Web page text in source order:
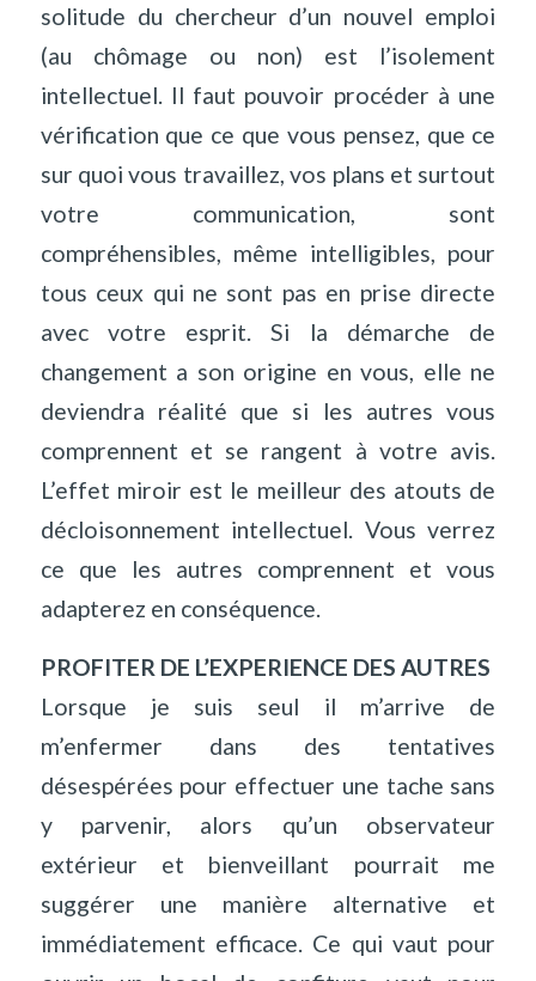
solitude du chercheur d’un nouvel emploi
(au chômage ou non) est l’isolement
intellectuel. Il faut pouvoir procéder à une
vérification que ce que vous pensez, que ce
sur quoi vous travaillez, vos plans et surtout
votre communication, sont
compréhensibles, même intelligibles, pour
tous ceux qui ne sont pas en prise directe
avec votre esprit. Si la démarche de
changement a son origine en vous, elle ne
deviendra réalité que si les autres vous
comprennent et se rangent à votre avis.
L’effet miroir est le meilleur des atouts de
décloisonnement intellectuel. Vous verrez
ce que les autres comprennent et vous
adapterez en conséquence.
PROFITER DE L’EXPERIENCE DES AUTRES
Lorsque je suis seul il m’arrive de
m’enfermer dans des tentatives
désespérées pour effectuer une tache sans
y parvenir, alors qu’un observateur
extérieur et bienveillant pourrait me
suggérer une manière alternative et
immédiatement efficace. Ce qui vaut pour